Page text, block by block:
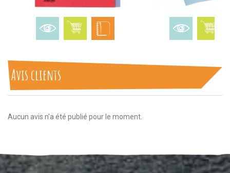
Avis clients
Aucun avis n'a été publié pour le moment.